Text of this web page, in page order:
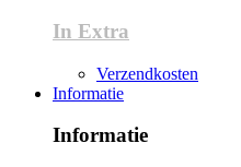
In Extra
Verzendkosten
Informatie
Informatie